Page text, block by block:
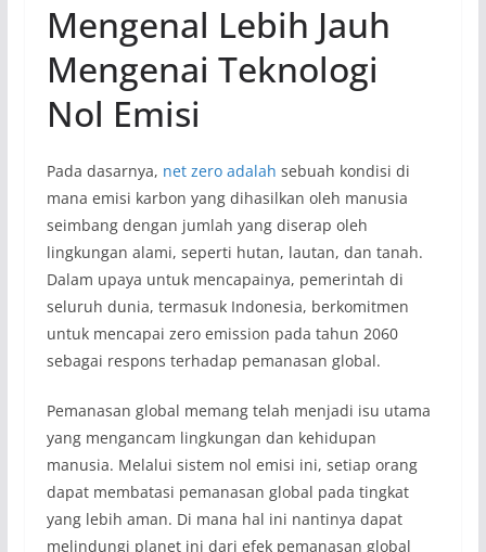
Mengenal Lebih Jauh
Mengenai Teknologi
Nol Emisi
Pada dasarnya, net zero adalah sebuah kondisi di
mana emisi karbon yang dihasilkan oleh manusia
seimbang dengan jumlah yang diserap oleh
lingkungan alami, seperti hutan, lautan, dan tanah.
Dalam upaya untuk mencapainya, pemerintah di
seluruh dunia, termasuk Indonesia, berkomitmen
untuk mencapai zero emission pada tahun 2060
sebagai respons terhadap pemanasan global.
Pemanasan global memang telah menjadi isu utama
yang mengancam lingkungan dan kehidupan
manusia. Melalui sistem nol emisi ini, setiap orang
dapat membatasi pemanasan global pada tingkat
yang lebih aman. Di mana hal ini nantinya dapat
melindungi planet ini dari efek pemanasan global